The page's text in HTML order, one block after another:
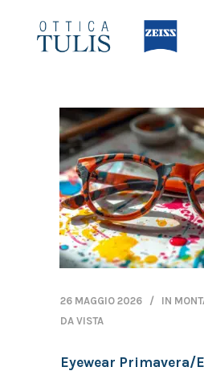
26 MAGGIO 2026 IN
DA VISTA
Eyewear Primavera/